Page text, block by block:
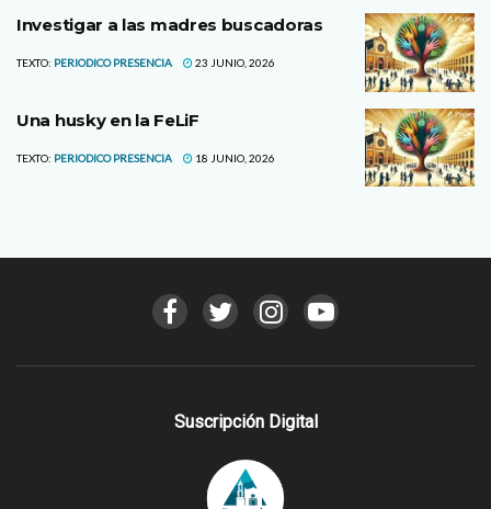
Investigar a las madres buscadoras
TEXTO: PERIODICO PRESENCIA 23 JUNIO, 2026
Una husky en la FeLiF
TEXTO: PERIODICO PRESENCIA 18 JUNIO, 2026
Suscripción Digital